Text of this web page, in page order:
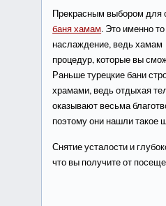
Прекрасным выбором для
баня хамам. Это именно
наслаждение, ведь хамам
процедур, которые вы
Раньше турецкие бани
храмами, ведь отдыхая
оказывают весьма
поэтому они нашли такое
Снятие усталости и
что вы получите от